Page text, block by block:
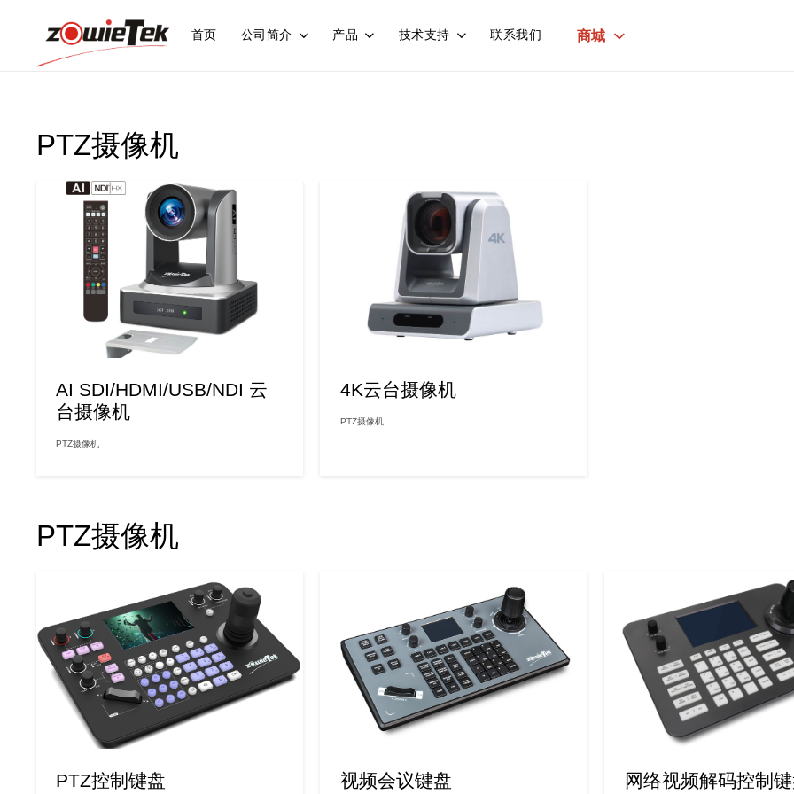
首页 公司简介 产品 技术支持 联系我们 商城
PTZ摄像机
AI SDI/HDMI/USB/NDI 云
台摄像机
PTZ摄像机
4K云台摄像机
PTZ摄像机
PTZ摄像机
PTZ控制键盘 视频会议键盘 网络视频解码控制